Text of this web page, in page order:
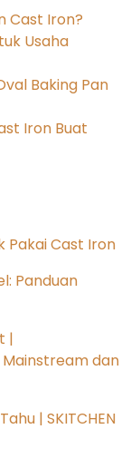
Cast Iron?
Usaha
Baking Pan
Iron Buat
Pakai Cast Iron
Panduan
|
dan
| SKITCHEN